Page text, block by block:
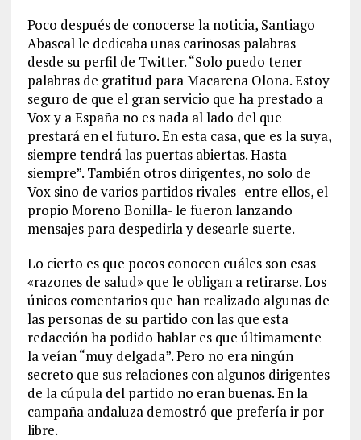
Poco después de conocerse la noticia, Santiago
Abascal le dedicaba unas cariñosas palabras
desde su perfil de Twitter. “Solo puedo tener
palabras de gratitud para Macarena Olona. Estoy
seguro de que el gran servicio que ha prestado a
Vox y a España no es nada al lado del que
prestará en el futuro. En esta casa, que es la suya,
siempre tendrá las puertas abiertas. Hasta
siempre”. También otros dirigentes, no solo de
Vox sino de varios partidos rivales -entre ellos, el
propio Moreno Bonilla- le fueron lanzando
mensajes para despedirla y desearle suerte.
Lo cierto es que pocos conocen cuáles son esas
«razones de salud» que le obligan a retirarse. Los
únicos comentarios que han realizado algunas de
las personas de su partido con las que esta
redacción ha podido hablar es que últimamente
la veían “muy delgada”. Pero no era ningún
secreto que sus relaciones con algunos dirigentes
de la cúpula del partido no eran buenas. En la
campaña andaluza demostró que prefería ir por
libre.